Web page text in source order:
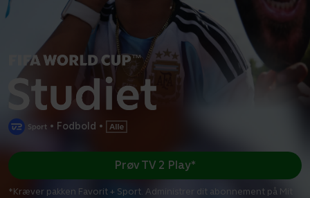
• Fodbold •
Prøv TV 2 Play*
*Kræver pakken Favorit + Sport. Administrer dit abonnement på Mit